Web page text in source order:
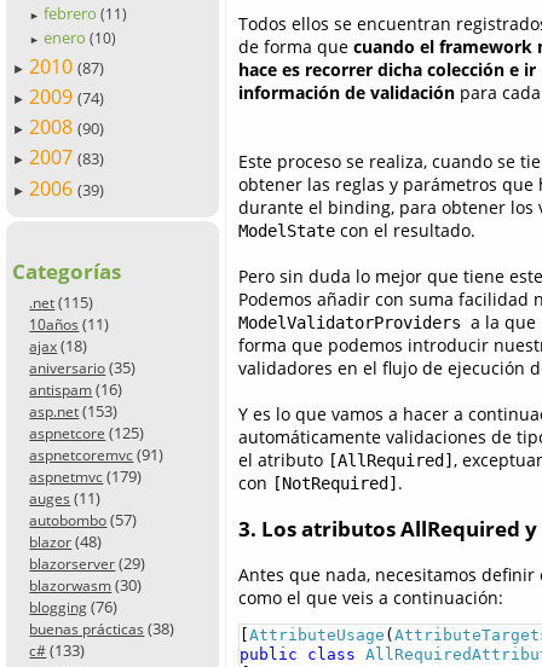
► febrero (11)
► enero (10)
► 2010 (87)
► 2009 (74)
► 2008 (90)
► 2007 (83)
► 2006 (39)
Categorías
.net (115)
10años (11)
ajax (18)
aniversario (35)
antispam (16)
asp.net (153)
aspnetcore (125)
aspnetcoremvc (91)
aspnetmvc (179)
auges (11)
autobombo (57)
blazor (48)
blazorserver (29)
blazorwasm (30)
blogging (76)
buenas prácticas (38)
c# (133)
Todos ellos se encuentran
de forma que cuando el framework
hace es recorrer dicha colección e
información de validación para
Este proceso se realiza, cuando se
obtener las reglas y parámetros
durante el binding, para obtener los
ModelState con el resultado.
Pero sin duda lo mejor que tiene
Podemos añadir con suma facilidad
ModelValidatorProviders a la que
forma que podemos introducir
validadores en el flujo de ejecución
Y es lo que vamos a hacer a
automáticamente validaciones de
el atributo [AllRequired] ,
con [NotRequired] .
3. Los atributos AllRequired
Antes que nada, necesitamos
como el que veis a continuación:
AttributeUsage (
public
class